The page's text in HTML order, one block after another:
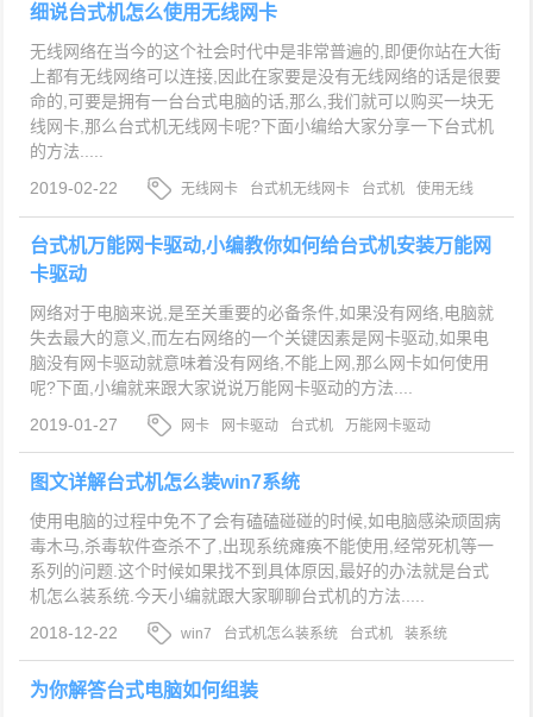
细说台式机怎么使用无线网卡
无线网络在当今的这个社会时代中是非常普遍的,即便你站在大街
上都有无线网络可以连接,因此在家要是没有无线网络的话是很要
命的,可要是拥有一台台式电脑的话,那么,我们就可以购买一块无
线网卡,那么台式机无线网卡呢?下面小编给大家分享一下台式机
的方法.....
2019-02-22
无线网卡 台式机无线网卡 台式机
使用无线
网卡
台式机万能网卡驱动,小编教你如何给台式机安装万能网
卡驱动
网络对于电脑来说,是至关重要的必备条件,如果没有网络,电脑就
失去最大的意义,而左右网络的一个关键因素是网卡驱动,如果电
脑没有网卡驱动就意味着没有网络,不能上网,那么网卡如何使用
呢?下面,小编就来跟大家说说万能网卡驱动的方法....
2019-01-27
网卡 网卡驱动 台式机 万能网卡驱动
图文详解台式机怎么装win7系统
使用电脑的过程中免不了会有磕磕碰碰的时候,如电脑感染顽固病
毒木马,杀毒软件查杀不了,出现系统瘫痪不能使用,经常死机等一
系列的问题.这个时候如果找不到具体原因,最好的办法就是台式
机怎么装系统.今天小编就跟大家聊聊台式机的方法.....
2018-12-22
win7 台式机怎么装系统 台式机 装系统
为你解答台式电脑如何组装